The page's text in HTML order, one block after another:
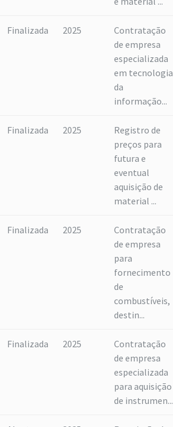
Finalizada 2025
Contratação
de empresa
especializada
em tecnologia
da
informação...
Finalizada 2025
Registro de
preços para
futura e
eventual
aquisição de
material ...
Finalizada 2025
Contratação
de empresa
para
fornecimento
de
combustíveis,
destin...
Finalizada 2025
Contratação
de empresa
especializada
para aquisição
de instrumen...